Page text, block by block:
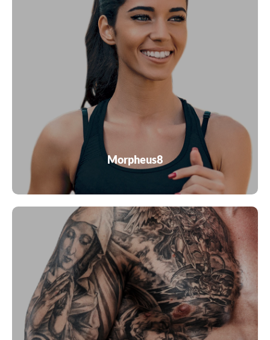
Morpheus8
El Morpheus es un tratamiento cutáneo fraccionado
que estimula la producción de colágeno en las capas
subyacentes de la dermis. Penetra en las capas más
profundas de la piel, remodela los tejidos faciales y
corporales para revelar una apariencia más juvenil y
La remoción de tatuajes con láser es el método más
común que utilizan los profesionales de la salud para
eliminar o aclarar los tatuajes. La energía de la luz láser
rompe la tinta del tatuaje en pequeñas partículas, que el
sistema inmunitario del cuerpo elimina con el tiempo.